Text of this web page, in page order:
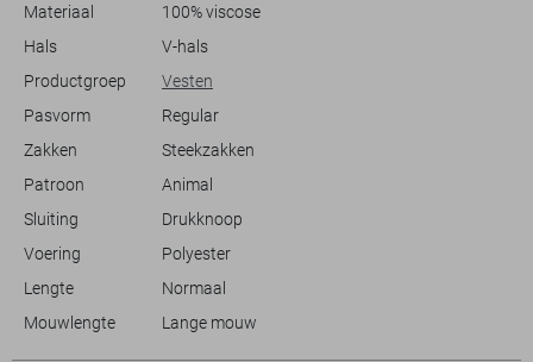
Meer informatie:
Totale lengte is 72 cm bij maat S/36.
Materiaal
100% viscose
Hals
V-hals
Productgroep
Vesten
Pasvorm
Regular
Zakken
Steekzakken
Patroon
Animal
Sluiting
Drukknoop
Voering
Polyester
Lengte
Normaal
Mouwlengte
Lange mouw